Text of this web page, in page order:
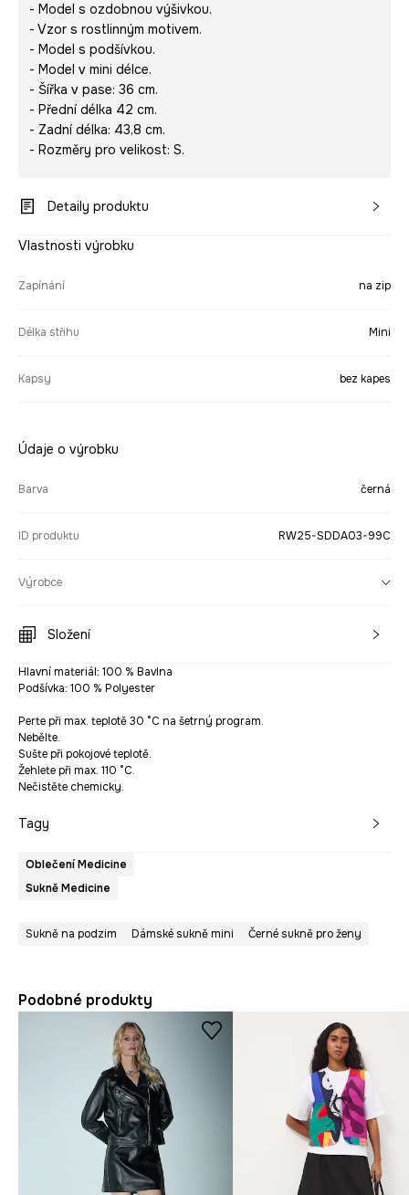
- Model s ozdobnou výšivkou.
- Vzor s rostlinným motivem.
- Model s podšívkou.
- Model v mini délce.
- Šířka v pase: 36 cm.
- Přední délka 42 cm.
- Zadní délka: 43,8 cm.
- Rozměry pro velikost: S.
Detaily produktu
Vlastnosti výrobku
Zapínání na zip
Délka střihu Mini
Kapsy bez kapes
Údaje o výrobku
Barva černá
ID produktu RW25-SDDA03-99C
Výrobce
Složení
Hlavní materiál: 100 % Bavlna
Podšívka: 100 % Polyester
Perte při max. teplotě 30 °C na šetrný program.
Nebělte.
Sušte při pokojové teplotě.
Žehlete při max. 110 °C.
Nečistěte chemicky.
Tagy
Oblečení Medicine
Sukně Medicine
Sukně na podzim Dámské sukně mini Černé sukně pro ženy
Podobné produkty